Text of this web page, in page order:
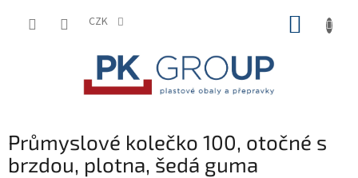
CZK
Průmyslové kolečko 100, otočné s
brzdou, plotna, šedá guma